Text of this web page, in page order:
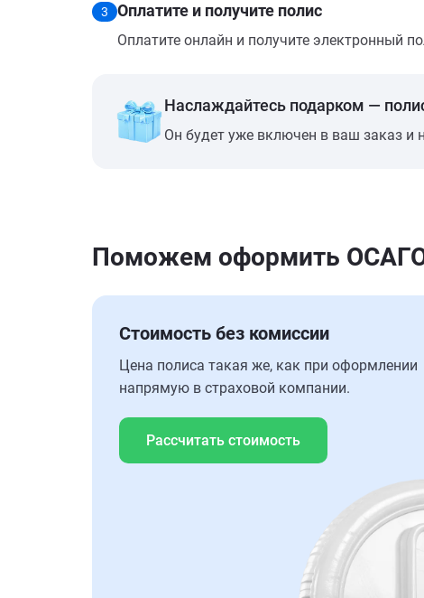
3 Оплатите и получите полис
Оплатите онлайн и получите электронный
Наслаждайтесь подарком —
Он будет уже включен в ваш заказ и
Поможем оформить ОСАГО
Стоимость без комиссии
Цена полиса такая же, как при оформлении
напрямую в страховой компании.
Рассчитать стоимость